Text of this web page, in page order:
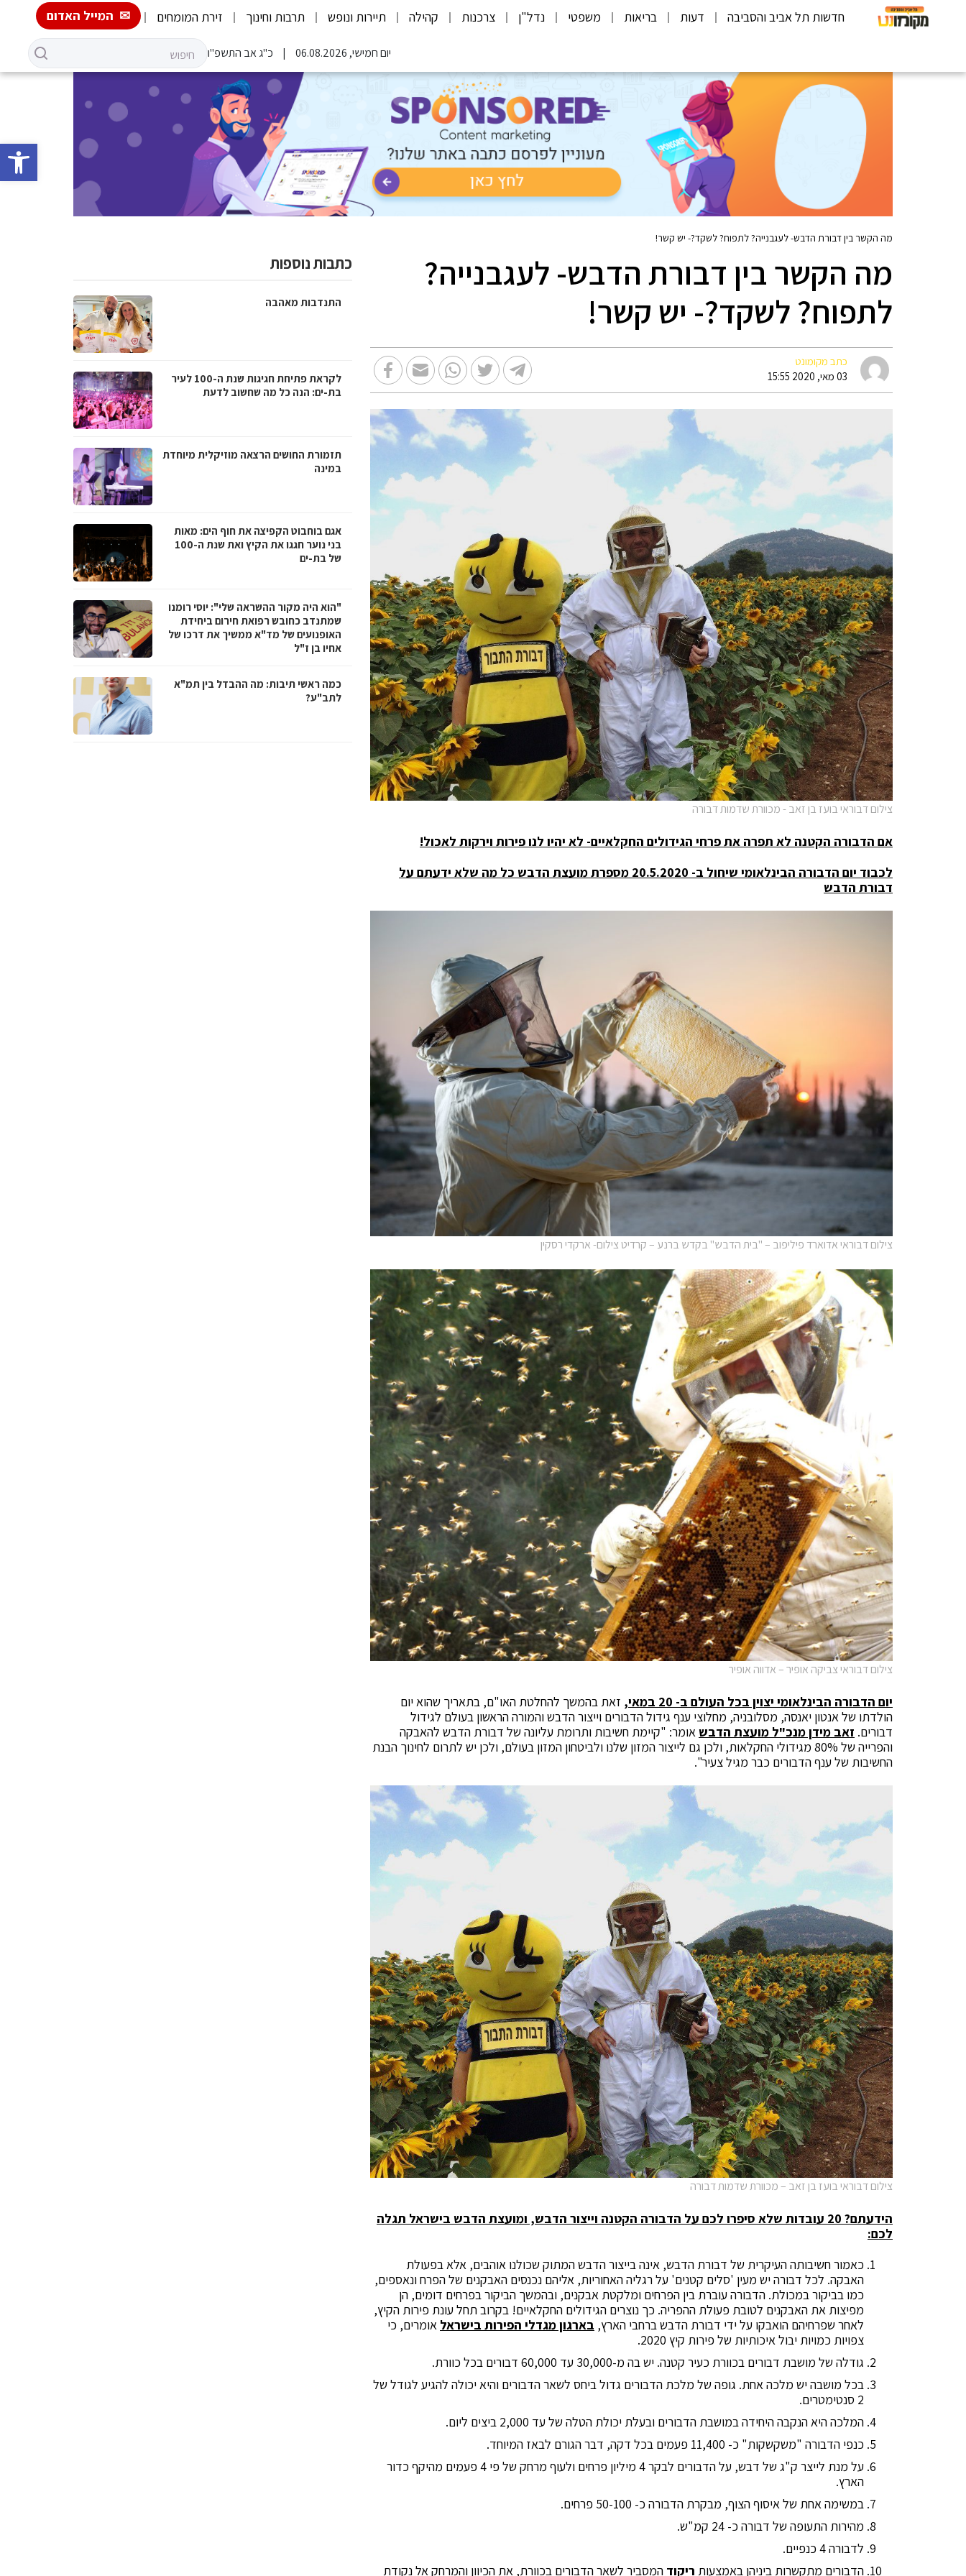
פתח
חדשות תל אביב והסביבה דעות בריאות משפטי נדל"ן צרכנות קהילה תיירות ונופש תרבות וחינוך זירת המומחים המייל האדום
יום חמישי, 06.08.2026 כ"ג אב התשפ"ו
מה הקשר בין דבורת הדבש- לעגבנייה? לתפוח? לשקד?- יש קשר!
מה הקשר בין דבורת הדבש- לעגבנייה?
לתפוח? לשקד?- יש קשר!
כתב מקומונט
03 מאי, 2020 15:55
צילום דבוראי בועז בן זאב - מכוורת שדמות דבורה
אם הדבורה הקטנה לא תפרה את פרחי הגידולים החקלאיים- לא יהיו לנו פירות וירקות לאכול!
לכבוד יום הדבורה הבינלאומי שיחול ב- 20.5.2020 מספרת מועצת הדבש
כל מה שלא ידעתם על
דבורת הדבש
צילום דבוראי אדוארד פיליפוב – "בית הדבש" בקדש ברנע – קרדיט צילום- ארקדי רסקין
צילום דבוראי צביקה אופיר – אדווה אופיר
יום הדבורה הבינלאומי יצוין בכל העולם ב- 20 במאי , זאת בהמשך להחלטת האו"ם, בתאריך שהוא יום
הולדתו של אנטון יאנסה, מסלובניה, מחלוצי ענף גידול הדבורים וייצור הדבש והמורה הראשון בעולם לגידול
דבורים. זאב מידן מנכ"ל מועצת הדבשאומר: "קיימת חשיבות ותרומת עליונה של דבורת הדבש להאבקה
והפרייה של 80% מגידולי החקלאות, ולכן גם לייצור המזון שלנו ולביטחון המזון בעולם, ולכן יש לתרום לחינוך הבנת
החשיבות של ענף הדבורים כבר מגיל צעיר".
צילום דבוראי בועז בן זאב – מכוורת שדמות דבורה
הידעתם? 20 עובדות שלא סיפרו לכם על הדבורה הקטנה וייצור הדבש, ומועצת הדבש בישראל תגלה
לכם:
כאמור חשיבותה העיקרית של דבורת הדבש, אינה בייצור הדבש המתוק שכולנו אוהבים, אלא בפעולת
האבקה. לכל דבורה יש מעין 'סלים קטנים' על רגליה האחוריות, אליהם נכנסים האבקנים של הפרח ונאספים,
כמו בביקור במכולת. הדבורה עוברת בין הפרחים ומלקטת אבקנים, ובהמשך הביקור בפרחים דומים, הן
מפיצות את האבקנים לטובת פעולת ההפריה. כך נוצרים הגידולים החקלאיים! בקרוב תחל עונת פירות הקיץ,
לאחר שפרחיהם הואבקו על ידי דבורת הדבש ברחבי הארץ, בארגון מגדלי הפירות בישראל אומרים, כי
צפויות כמויות יבול איכותיות של פירות קיץ 2020.
גודלה של מושבת דבורים בכוורת כעיר קטנה. יש בה מ-30,000 עד 60,000 דבורים בכל כוורת.
בכל מושבה יש מלכה אחת. גופה של מלכת הדבורים גדול ביחס לשאר הדבורים והיא יכולה להגיע לגודל של
2 סנטימטרים.
המלכה היא הנקבה היחידה במושבת הדבורים ובעלת יכולת הטלה של עד 2,000 ביצים ליום.
כנפי הדבורה "משקשקות" כ- 11,400 פעמים בכל דקה, דבר הגורם לבאז המיוחד.
על מנת לייצר ק"ג של דבש, על הדבורים לבקר 4 מיליון פרחים ולעוף מרחק של פי 4 פעמים מהיקף כדור
הארץ.
במשימה אחת של איסוף הצוף, מבקרת הדבורה כ- 50-100 פרחים.
מהירות התעופה של דבורה כ- 24 קמ"ש.
לדבורה 4 כנפיים.
הדבורים מתקשרות ביניהן באמצעות ריקוד המסביר לשאר הדבורים בכוורת, את הכיוון והמרחק אל נקודת
כתבות נוספות
התנדבות מאהבה
לקראת פתיחת חגיגות שנת ה-100 לעיר
בת-ים: הנה כל מה שחשוב לדעת
תזמורת החושים הרצאה מוזיקלית מיוחדת
במינה
אגם בוחבוט הקפיצה את חוף הים: מאות
בני נוער חגגו את הקיץ ואת שנת ה-100
של בת-ים
"הוא היה מקור ההשראה שלי": יוסי רומנו
שמתנדב כחובש רפואת חירום ביחידת
האופנועים של מד"א ממשיך את דרכו של
אחיו בן ז"ל
כמה ראשי תיבות: מה ההבדל בין תמ"א
לתב"ע?